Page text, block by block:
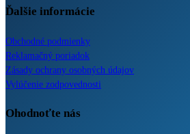
Ďalšie informácie
Obchodné podmienky
Reklamačný poriadok
Zásady ochrany osobných údajov
Vylúčenie zodpovednosti
Ohodnoťte nás